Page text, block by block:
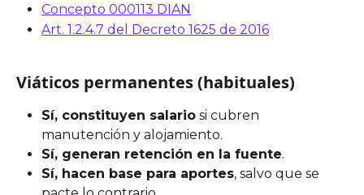
Concepto 000113 DIAN
Art. 1.2.4.7 del Decreto 1625 de 2016
Viáticos permanentes (habituales)
Sí, constituyen salario si cubren
manutención y alojamiento.
Sí, generan retención en la fuente.
Sí, hacen base para aportes, salvo que se